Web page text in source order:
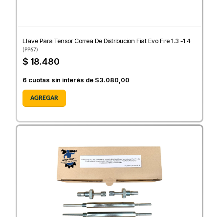
Llave Para Tensor Correa De Distribucion Fiat Evo Fire 1.3 -1.4
(PP67)
$ 18.480
6 cuotas sin interés de $3.080,00
AGREGAR